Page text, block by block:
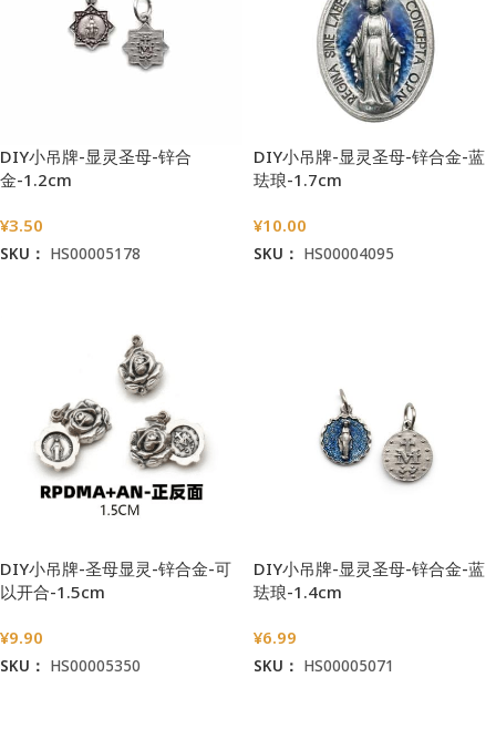
DIY小吊牌-显灵圣母-锌合
金-1.2cm
¥3.50
SKU： HS00005178
DIY小吊牌-显灵圣母-锌合金-蓝
珐琅-1.7cm
¥10.00
SKU： HS00004095
DIY小吊牌-圣母显灵-锌合金-可
以开合-1.5cm
¥9.90
SKU： HS00005350
DIY小吊牌-显灵圣母-锌合金-蓝
珐琅-1.4cm
¥6.99
SKU： HS00005071